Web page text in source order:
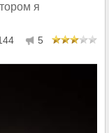
я
5